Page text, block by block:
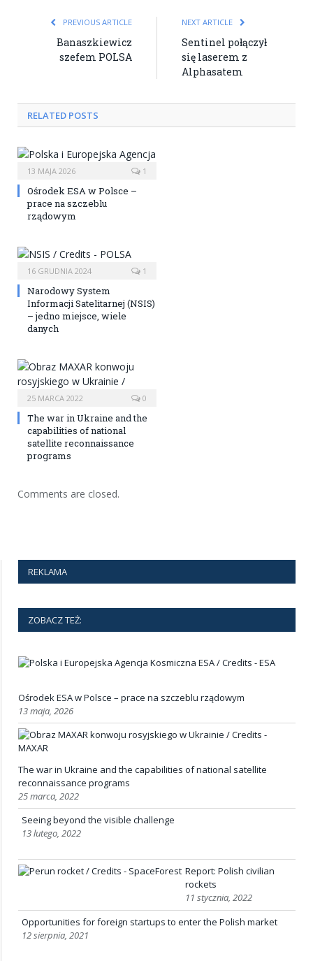
PREVIOUS ARTICLE
Banaszkiewicz
szefem POLSA
NEXT ARTICLE
Sentinel połączył
się laserem z
Alphasatem
RELATED POSTS
13 MAJA 2026 1
Ośrodek ESA w Polsce –
prace na szczeblu
rządowym
16 GRUDNIA 2024 1
Narodowy System
Informacji Satelitarnej (NSIS)
– jedno miejsce, wiele
danych
25 MARCA 2022 0
The war in Ukraine and the
capabilities of national
satellite reconnaissance
programs
Comments are closed.
REKLAMA
ZOBACZ TEŻ:
Ośrodek ESA w Polsce – prace na szczeblu rządowym
13 maja, 2026
The war in Ukraine and the capabilities of national satellite
reconnaissance programs
25 marca, 2022
Seeing beyond the visible challenge
13 lutego, 2022
Report: Polish civilian
rockets
11 stycznia, 2022
Opportunities for foreign startups to enter the Polish market
12 sierpnia, 2021